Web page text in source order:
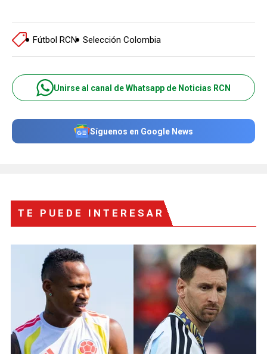
Fútbol RCN Selección Colombia
Unirse al canal de Whatsapp de Noticias RCN
Síguenos en Google News
TE PUEDE INTERESAR